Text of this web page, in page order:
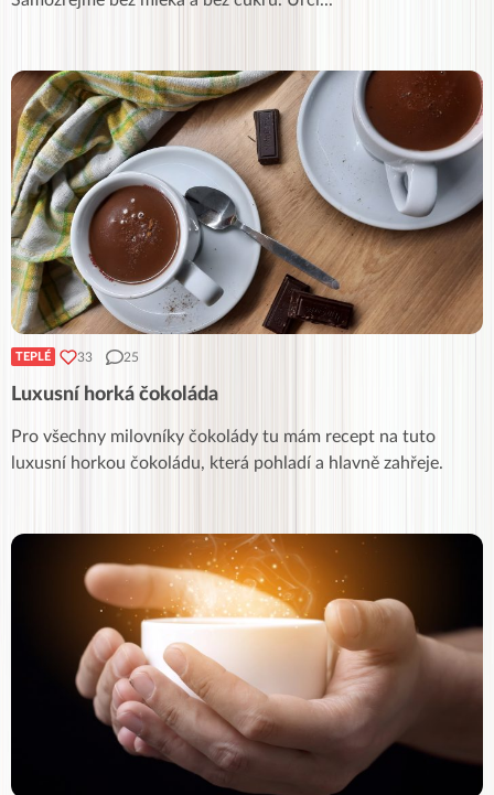
TEPLÉ 33 25
Luxusní horká čokoláda
Pro všechny milovníky čokolády tu mám recept na tuto
luxusní horkou čokoládu, která pohladí a hlavně zahřeje.